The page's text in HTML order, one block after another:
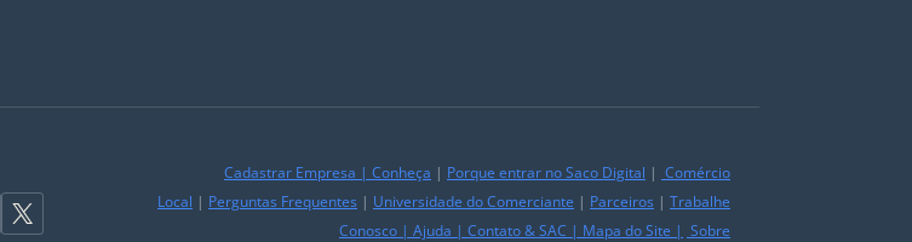
Cadastrar Empresa | Conheça | Porque entrar no Saco Digital | Comércio
Local | Perguntas Frequentes | Universidade do Comerciante | Parceiros | Trabalhe
Conosco | Ajuda | Contato & SAC | Mapa do Site | Sobre